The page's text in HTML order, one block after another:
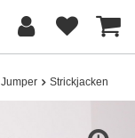
Jumper Strickjacken